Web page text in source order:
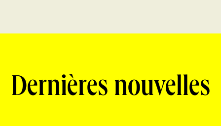
Dernières nouvelles